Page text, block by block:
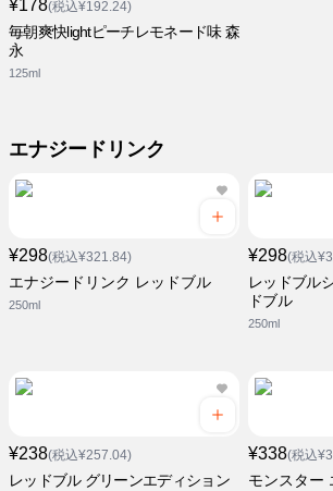
¥178(税込¥192.24)
毎朝爽快lightピーチレモネード味 森
永
125ml
エナジードリンク
¥298(税込¥321.84)
エナジードリンク レッドブル
250ml
¥298(税込
レッドブル
ドブル
250ml
¥238(税込¥257.04)
レッドブル グリーンエディション
¥338(税込
モンスター